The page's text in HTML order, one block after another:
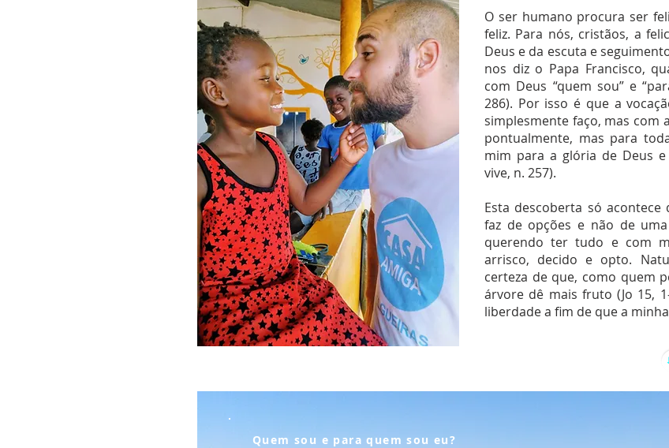
O ser humano procura ser
feliz. Para nós, cristãos, a
Deus e da escuta e
nos diz o Papa Francisco,
com Deus “quem sou” e
286). Por isso é que a
simplesmente faço, mas com
pontualmente, mas para
mim para a glória de Deus
vive, n. 257).
Esta descoberta só
faz de opções e não de
querendo ter tudo e com
arrisco, decido e opto.
certeza de que, como quem
árvore dê mais fruto (Jo 15,
liberdade a fim de que a
Quem sou e para quem sou eu?